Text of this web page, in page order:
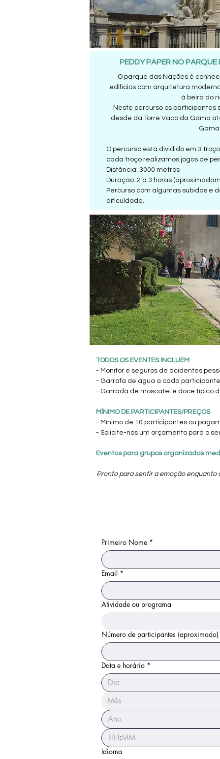
PEDDY PAPER NO
O parque das Nações é
edifícios com arquitetura
à beira do
Neste percurso os participantes
desde da Torre Vaco da Gama
Gama.
O percurso está dividido em 3
cada troço realizamos jogos de
Distância: 3000 metros
Duração: 2 a 3 horas
Percurso com algumas subidas e
dificuldade.
TODOS OS EVENTES INCLUEM
- Monitor e seguros de acidentes
- Garrafa de água a cada
- Garrada de moscatel e doce típico
MÍNIMO DE PARTICIPANTES/PREÇOS
- Mínimo de 10 participantes ou
- Solicite-nos um orçamento para o
Eventos para grupos organizados
Pronto para sentir a emoção
Primeiro Nome *
Email *
Atividade ou programa
Número de participantes (aproximado)
Data e horário *
Mês
:
Idioma